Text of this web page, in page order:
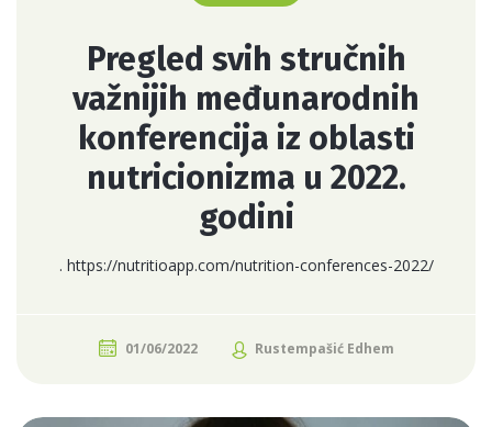
Pregled svih stručnih
važnijih međunarodnih
konferencija iz oblasti
nutricionizma u 2022.
godini
. https://nutritioapp.com/nutrition-conferences-2022/
01/06/2022 Rustempašić Edhem